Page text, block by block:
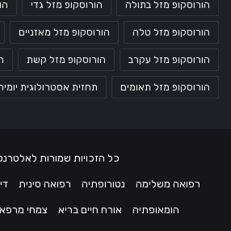
הורוסקופ מזל בתולה הורוסקופ מזל גדי
הורוסקופ מזל טלה הורוסקופ מזל מאזניים
הורוסקופ מזל עקרב הורוסקופ מזל קשת
הורוסקופ מזל תאומים תחזית אסטרולוגית
כל הזכויות שמורות
רפואה משלימה נטורופתיה רפואה סינית
הומאופתיה אורח חיים בריא צמחי מרפא